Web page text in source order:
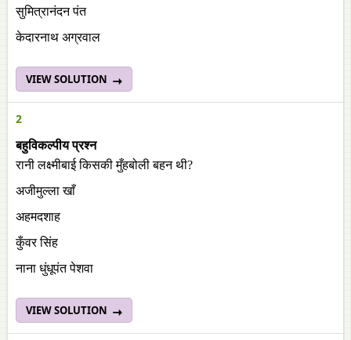
सुमित्रानंदन पंत
केदारनाथ अग्रवाल
VIEW SOLUTION
2
बहुविकल्पीय प्रश्न
रानी लक्ष्मीबाई किसकी मुँहबोली बहन थी?
अजीमुल्ला खाँ
अहमदशाह
कुँवर सिंह
नाना धुंधूपंत पेशवा
VIEW SOLUTION